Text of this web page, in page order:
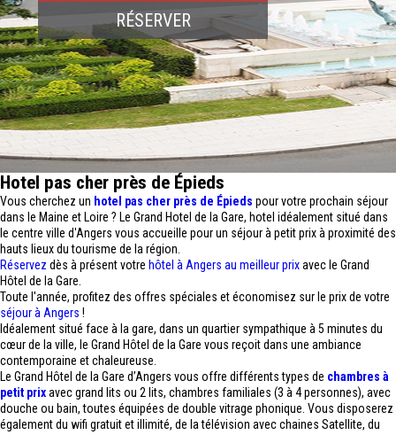
RÉSERVER
Hotel pas cher près de Épieds
Vous cherchez un hotel pas cher près de Épieds pour votre prochain séjour
dans le Maine et Loire ? Le Grand Hotel de la Gare, hotel idéalement situé dans
le centre ville d'Angers vous accueille pour un séjour à petit prix à proximité des
hauts lieux du tourisme de la région.
Réservez dès à présent votre hôtel à Angers au meilleur prixavec le Grand
Hôtel de la Gare.
Toute l'année, profitez des offres spéciales et économisez sur le prix de votre
séjour à Angers !
Idéalement situé face à la gare, dans un quartier sympathique à 5 minutes du
cœur de la ville, le Grand Hôtel de la Gare vous reçoit dans une ambiance
contemporaine et chaleureuse.
Le Grand Hôtel de la Gare d’Angers vous offre différents types de chambres à
petit prixavec grand lits ou 2 lits, chambres familiales (3 à 4 personnes), avec
douche ou bain, toutes équipées de double vitrage phonique. Vous disposerez
également du wifi gratuit et illimité, de la télévision avec chaines Satellite, du